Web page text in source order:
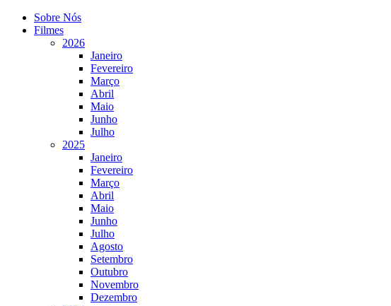
Sobre Nós
Filmes
2026
Janeiro
Fevereiro
Março
Abril
Maio
Junho
Julho
2025
Janeiro
Fevereiro
Março
Abril
Maio
Junho
Julho
Agosto
Setembro
Outubro
Novembro
Dezembro